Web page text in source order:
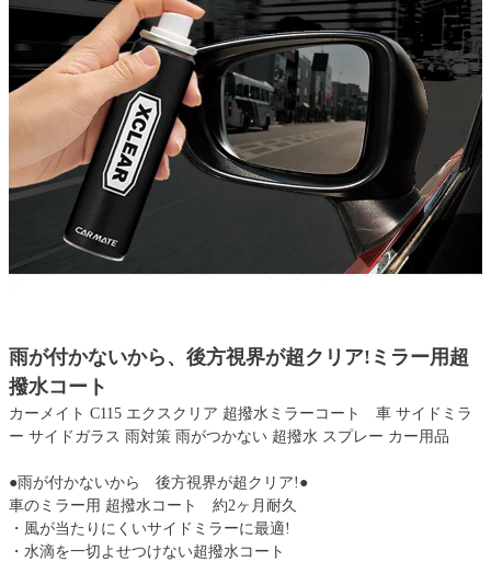
雨が付かないから、後方視界が超クリア!ミラー用超
撥水コート
カーメイト C115 エクスクリア 超撥水ミラーコート 車 サイドミラ
ー サイドガラス 雨対策 雨がつかない 超撥水 スプレー カー用品
●雨が付かないから 後方視界が超クリア!●
車のミラー用 超撥水コート 約2ヶ月耐久
・風が当たりにくいサイドミラーに最適!
・水滴を一切よせつけない超撥水コート